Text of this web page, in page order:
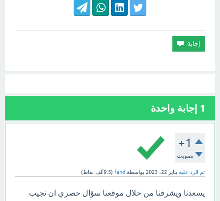
1 إجابة واحدة
+1
تصويت
تم الرد عليه يناير 22، 2023 بواسطة fahd
(9.5ألف نقاط)
يسعدنا ويشرفنا من خلال موقعنا سؤال حصري ان نجيب